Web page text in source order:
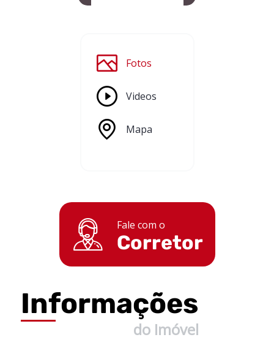
Fotos
Videos
Mapa
Fale com o
Corretor
Informações
do Imóvel